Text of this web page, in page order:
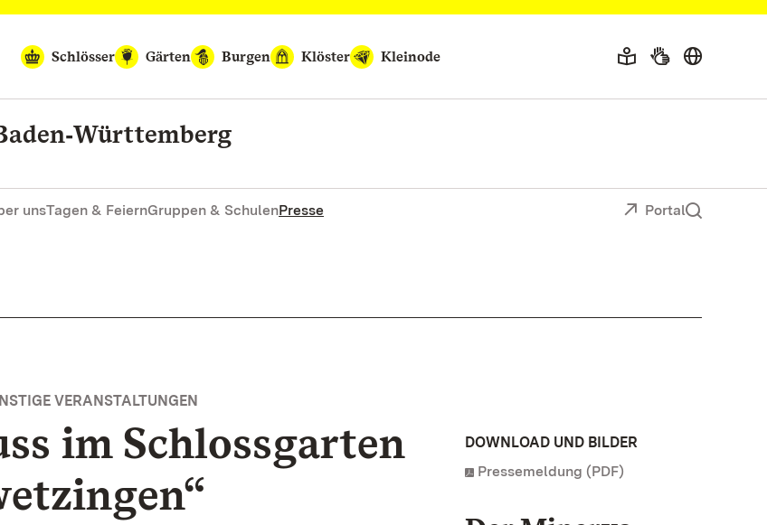
Schlösser
Gärten Burgen Klöster Kleinode
unsTagen & FeiernGruppen & SchulenPresse Portal
VERANSTALTUNGEN
im Schlossgarten
DOWNLOAD UND BILDER
Pressemeldung (PDF)